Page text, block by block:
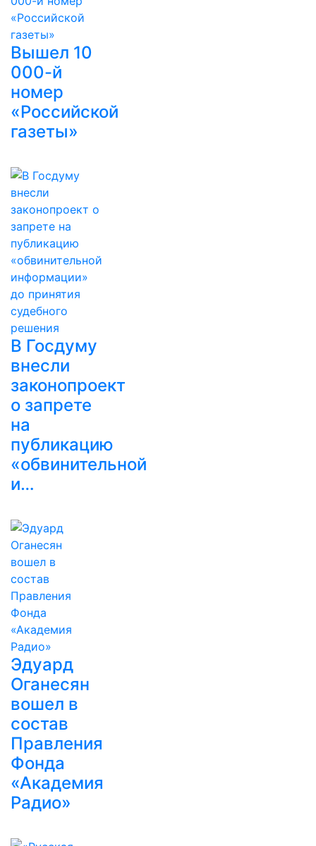
Вышел 10
000-й
номер
«Российской
газеты»
В Госдуму
внесли
законопроект
о запрете
на
публикацию
«обвинительной
и…
Эдуард
Оганесян
вошел в
состав
Правления
Фонда
«Академия
Радио»